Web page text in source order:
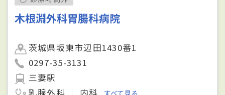
木根淵外科胃腸科病院
茨城県坂東市辺田1430番1
0297-35-3131
三妻駅
乳腺外科
内科 すべて見る